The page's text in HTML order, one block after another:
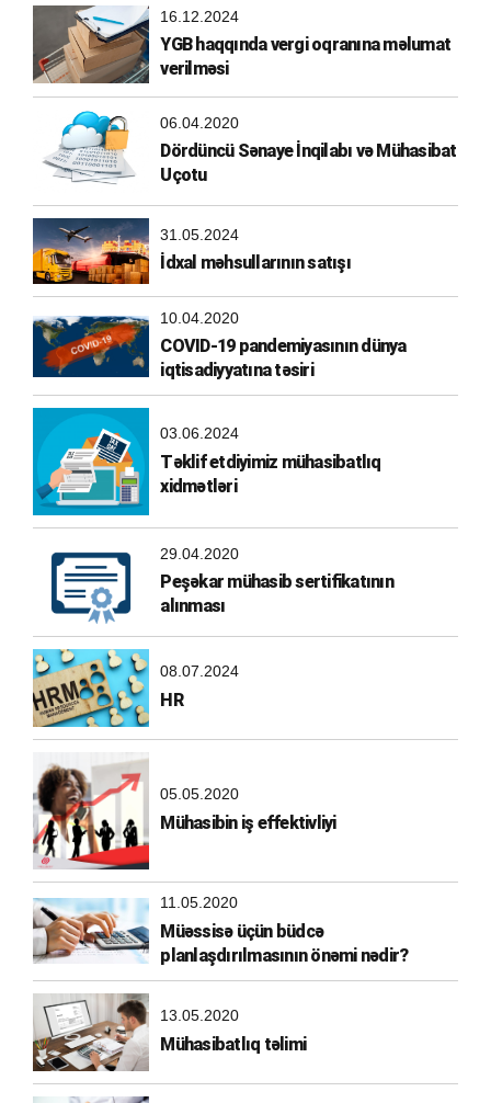
16.12.2024
YGB haqqında vergi oqranına məlumat
verilməsi
06.04.2020
Dördüncü Sənaye İnqilabı və Mühasibat
Uçotu
31.05.2024
İdxal məhsullarının satışı
10.04.2020
COVID-19 pandemiyasının dünya
iqtisadiyyatına təsiri
03.06.2024
Təklif etdiyimiz mühasibatlıq
xidmətləri
29.04.2020
Peşəkar mühasib sertifikatının
alınması
08.07.2024
HR
05.05.2020
Mühasibin iş effektivliyi
11.05.2020
Müəssisə üçün büdcə
planlaşdırılmasının önəmi nədir?
13.05.2020
Mühasibatlıq təlimi